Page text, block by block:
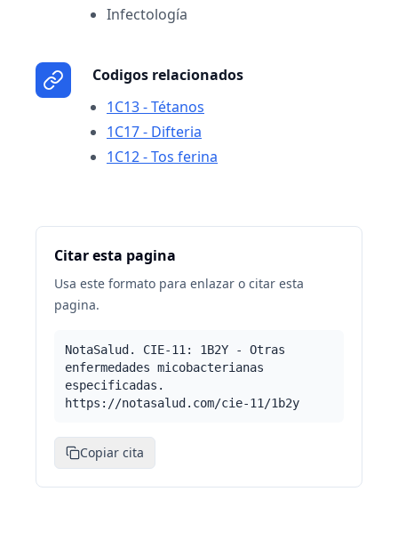
Infectología
Codigos relacionados
1C13 - Tétanos
1C17 - Difteria
1C12 - Tos ferina
Citar esta pagina
Usa este formato para enlazar o citar esta
pagina.
NotaSalud. CIE-11: 1B2Y - Otras
enfermedades micobacterianas
especificadas.
https://notasalud.com/cie-11/1b2y
Copiar cita